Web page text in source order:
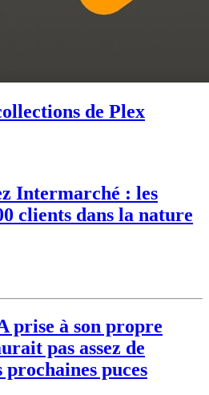
de Plex
Intermarché : les
clients dans la nature
prise à son propre
pas assez de
puces